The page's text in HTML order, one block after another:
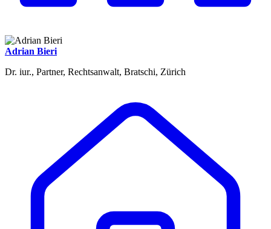
Adrian Bieri
Dr. iur., Partner, Rechtsanwalt, Bratschi, Zürich